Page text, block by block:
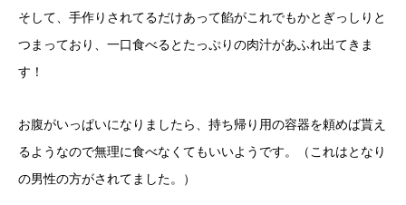
そして、手作りされてるだけあって餡がこれでもかとぎっしりと
つまっており、一口食べるとたっぷりの肉汁があふれ出てきま
す！
お腹がいっぱいになりましたら、持ち帰り用の容器を頼めば貰え
るようなので無理に食べなくてもいいようです。（これはとなり
の男性の方がされてました。）